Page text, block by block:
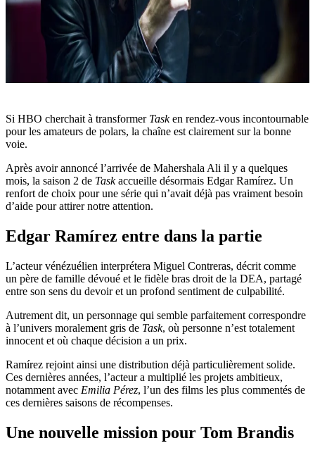
Si HBO cherchait à transformer Tasken rendez-vous incontournable
pour les amateurs de polars, la chaîne est clairement sur la bonne
voie.
Après avoir annoncé l’arrivée de Mahershala Ali il y a quelques
mois, la saison 2 de Taskaccueille désormais Edgar Ramírez. Un
renfort de choix pour une série qui n’avait déjà pas vraiment besoin
d’aide pour attirer notre attention.
Edgar Ramírez entre dans la partie
L’acteur vénézuélien interprétera Miguel Contreras, décrit comme
un père de famille dévoué et le fidèle bras droit de la DEA, partagé
entre son sens du devoir et un profond sentiment de culpabilité.
Autrement dit, un personnage qui semble parfaitement correspondre
à l’univers moralement gris de Task, où personne n’est totalement
innocent et où chaque décision a un prix.
Ramírez rejoint ainsi une distribution déjà particulièrement solide.
Ces dernières années, l’acteur a multiplié les projets ambitieux,
notamment avec Emilia Pérez, l’un des films les plus commentés de
ces dernières saisons de récompenses.
Une nouvelle mission pour Tom Brandis